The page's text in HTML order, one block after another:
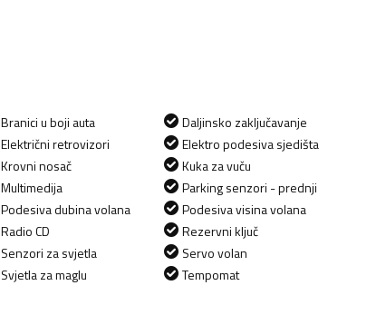
Branici u boji auta
Električni retrovizori
Krovni nosač
Multimedija
Podesiva dubina volana
Radio CD
Senzori za svjetla
Svjetla za maglu
Daljinsko zaključavanje
Elektro podesiva sjedišta
Kuka za vuču
Parking senzori - prednji
Podesiva visina volana
Rezervni ključ
Servo volan
Tempomat